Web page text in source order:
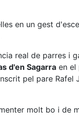
en un gest
real de parres i
d'en Sagarra en el
pel pare Rafel
molt bo i de